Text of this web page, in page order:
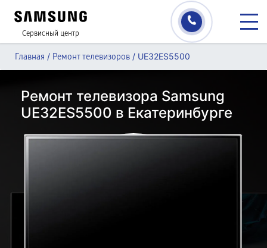
Сервисный центр
Главная / Ремонт телевизоров / UE32ES5500
Ремонт телевизора Samsung
UE32ES5500 в Екатеринбурге